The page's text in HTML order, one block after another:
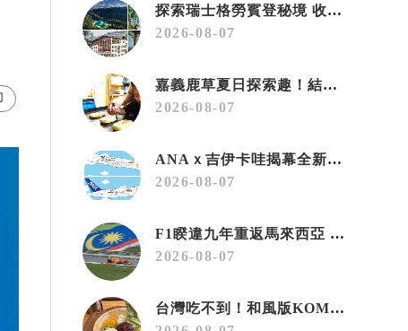
探索瑞士格勞賓登秘境 收藏六種阿爾卑斯夏日療癒之旅
2026-08-07
嘉義鹿草夏日探索趣！結合科學、農場與自然的親子小旅行
2026-08-07
ANAｘ吉伊卡哇揭幕全新彩繪機「Chiikawa JET」
2026-08-07
F1睽違九年重返馬來西亞 三大國際賽事打造10月運動旅遊熱潮 賽車、自行車、路跑同週登場
2026-08-07
台灣吃不到！和風版KOMEDA咖啡讓你吃遍名古屋在地美食